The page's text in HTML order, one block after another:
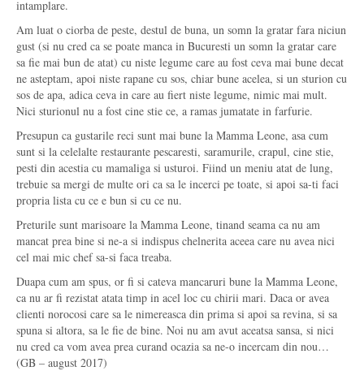
intamplare.
Am luat o ciorba de peste, destul de buna, un somn la gratar fara niciun
gust (si nu cred ca se poate manca in Bucuresti un somn la gratar care
sa fie mai bun de atat) cu niste legume care au fost ceva mai bune decat
ne asteptam, apoi niste rapane cu sos, chiar bune acelea, si un sturion cu
sos de apa, adica ceva in care au fiert niste legume, nimic mai mult.
Nici sturionul nu a fost cine stie ce, a ramas jumatate in farfurie.
Presupun ca gustarile reci sunt mai bune la Mamma Leone, asa cum
sunt si la celelalte restaurante pescaresti, saramurile, crapul, cine stie,
pesti din acestia cu mamaliga si usturoi. Fiind un meniu atat de lung,
trebuie sa mergi de multe ori ca sa le incerci pe toate, si apoi sa-ti faci
propria lista cu ce e bun si cu ce nu.
Preturile sunt marisoare la Mamma Leone, tinand seama ca nu am
mancat prea bine si ne-a si indispus chelnerita aceea care nu avea nici
cel mai mic chef sa-si faca treaba.
Duapa cum am spus, or fi si cateva mancaruri bune la Mamma Leone,
ca nu ar fi rezistat atata timp in acel loc cu chirii mari. Daca or avea
clienti norocosi care sa le nimereasca din prima si apoi sa revina, si sa
spuna si altora, sa le fie de bine. Noi nu am avut aceatsa sansa, si nici
nu cred ca vom avea prea curand ocazia sa ne-o incercam din nou…
(GB – august 2017)